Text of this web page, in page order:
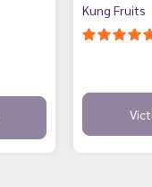
Kung Fruits